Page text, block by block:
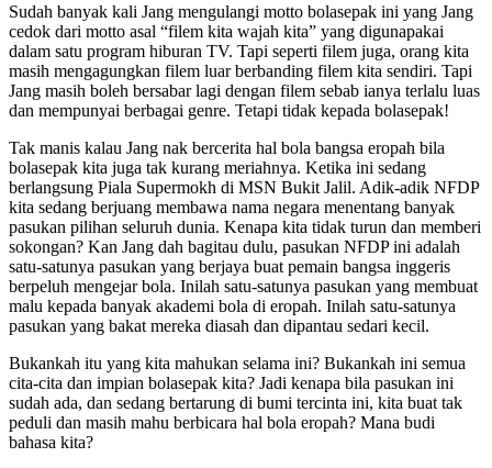
Sudah banyak kali Jang mengulangi motto bolasepak ini yang Jang
cedok dari motto asal “filem kita wajah kita” yang digunapakai
dalam satu program hiburan TV. Tapi seperti filem juga, orang kita
masih mengagungkan filem luar berbanding filem kita sendiri. Tapi
Jang masih boleh bersabar lagi dengan filem sebab ianya terlalu luas
dan mempunyai berbagai genre. Tetapi tidak kepada bolasepak!
Tak manis kalau Jang nak bercerita hal bola bangsa eropah bila
bolasepak kita juga tak kurang meriahnya. Ketika ini sedang
berlangsung Piala Supermokh di MSN Bukit Jalil. Adik-adik NFDP
kita sedang berjuang membawa nama negara menentang banyak
pasukan pilihan seluruh dunia. Kenapa kita tidak turun dan memberi
sokongan? Kan Jang dah bagitau dulu, pasukan NFDP ini adalah
satu-satunya pasukan yang berjaya buat pemain bangsa inggeris
berpeluh mengejar bola. Inilah satu-satunya pasukan yang membuat
malu kepada banyak akademi bola di eropah. Inilah satu-satunya
pasukan yang bakat mereka diasah dan dipantau sedari kecil.
Bukankah itu yang kita mahukan selama ini? Bukankah ini semua
cita-cita dan impian bolasepak kita? Jadi kenapa bila pasukan ini
sudah ada, dan sedang bertarung di bumi tercinta ini, kita buat tak
peduli dan masih mahu berbicara hal bola eropah? Mana budi
bahasa kita?